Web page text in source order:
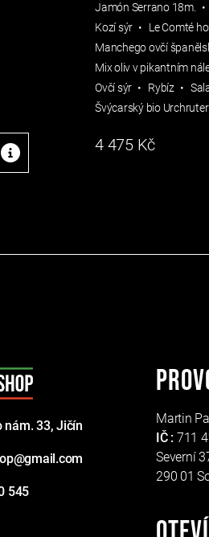
Jamón Serrano 18m.
Kozí sýr
Le Comté
Manchego ovčí
Mix oliv v pikantním
Ovčí sýr
Rybíz
Švýcarský bio Urchruter
4 475 Kč
nám. 33,Jičín
545
Martin
IČ : 711
Severní
290 01